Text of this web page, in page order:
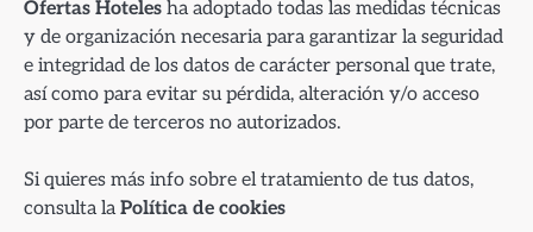
Ofertas Hoteles ha adoptado todas las medidas técnicas
y de organización necesaria para garantizar la seguridad
e integridad de los datos de carácter personal que trate,
así como para evitar su pérdida, alteración y/o acceso
por parte de terceros no autorizados.
Si quieres más info sobre el tratamiento de tus datos,
consulta laPolítica de cookies